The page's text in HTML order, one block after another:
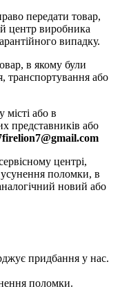
передати товар,
центр виробника
випадку.
в якому були
транспортування або
або в
представників або
центрі,
поломки, в
новий або
придбання у нас.
поломки.